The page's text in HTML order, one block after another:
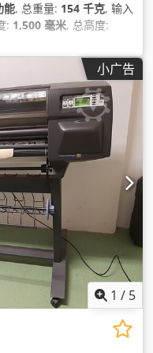
能, 总重量: 154 千克, 输入
: 1,500 毫米, 总高度:
小广告
1 / 5